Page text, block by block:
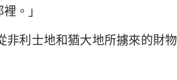
。」
非利士地和猶大地所擄來的財物